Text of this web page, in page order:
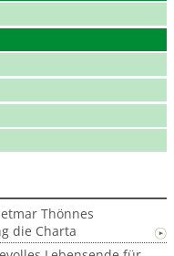
Thönnes
die Charta